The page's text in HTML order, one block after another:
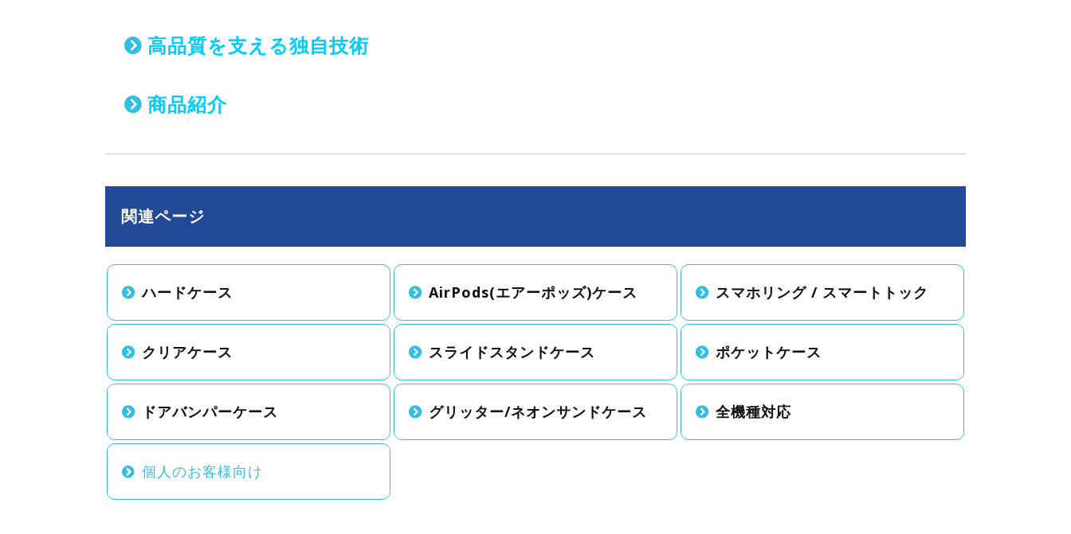
高品質を支える独自技術
商品紹介
関連ページ
ハードケース AirPods(エアーポッズ)ケース スマホリング / スマートトック
クリアケース スライドスタンドケース ポケットケース
ドアバンパーケース グリッター/ネオンサンドケース 全機種対応
個人のお客様向け